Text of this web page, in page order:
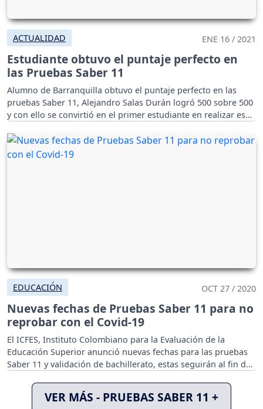
ACTUALIDAD ENE 16 / 2021
Estudiante obtuvo el puntaje perfecto en
las Pruebas Saber 11
Alumno de Barranquilla obtuvo el puntaje perfecto en las
pruebas Saber 11, Alejandro Salas Durán logró 500 sobre 500
y con ello se convirtió en el primer estudiante en realizar ese
EDUCACIÓN OCT 27 / 2020
Nuevas fechas de Pruebas Saber 11 para no
reprobar con el Covid-19
El ICFES, Instituto Colombiano para la Evaluación de la
Educación Superior anunció nuevas fechas para las pruebas
Saber 11 y validación de bachillerato, estas seguirán al fin de
VER MÁS - PRUEBAS SABER 11 +